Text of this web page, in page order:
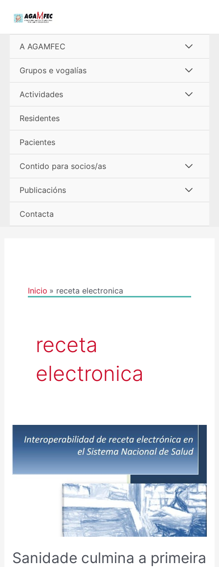
A AGAMFEC
menú
Grupos e vogalías
menú
Actividades
Residentes
Pacientes
Contido para socios/as
menú
Publicacións
Contacta
Inicio receta electronica
receta
electronica
Sanidade culmina a primeira